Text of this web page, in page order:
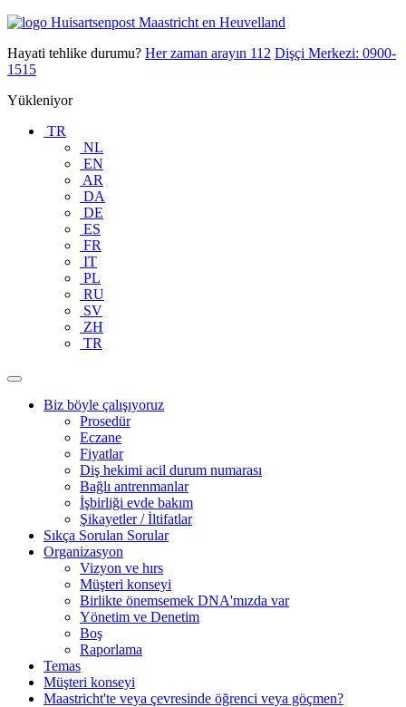
İçeriğe
en
Hayati tehlike durumu? Her zaman arayın 112 Dişçi Merkezi: 0900-
1515
Yükleniyor
TR
NL
EN
AR
DA
DE
ES
FR
IT
PL
RU
SV
ZH
TR
Biz böyle çalışıyoruz
Prosedür
Eczane
Fiyatlar
Diş hekimi acil durum numarası
Bağlı antrenmanlar
İşbirliği evde bakım
Şikayetler / İltifatlar
Sıkça Sorulan Sorular
Organizasyon
Vizyon ve hırs
Müşteri konseyi
Birlikte önemsemek DNA'mızda var
Yönetim ve Denetim
Boş
Raporlama
Temas
Müşteri konseyi
Maastricht'te veya çevresinde öğrenci veya göçmen?